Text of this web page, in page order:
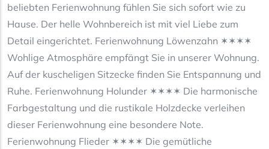
beliebten Ferienwohnung fühlen Sie sich sofort wie zu
Hause. Der helle Wohnbereich ist mit viel Liebe zum
Detail eingerichtet. Ferienwohnung Löwenzahn ✶✶✶✶
Wohlige Atmosphäre empfängt Sie in unserer Wohnung.
Auf der kuscheligen Sitzecke finden Sie Entspannung und
Ruhe. Ferienwohnung Holunder ✶✶✶✶ Die harmonische
Farbgestaltung und die rustikale Holzdecke verleihen
dieser Ferienwohnung eine besondere Note.
Ferienwohnung Flieder ✶✶✶✶ Die gemütliche